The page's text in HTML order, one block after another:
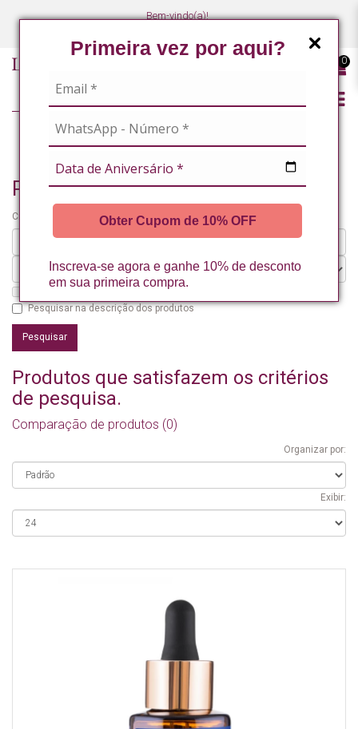
Primeira vez por aqui?
Obter Cupom de 10% OFF
Inscreva-se agora e ganhe 10% de desconto
em sua primeira compra.
Bem-vindo(a)!
0
Pesquisando por
Critérios da pesquisa:
Pesquisar nos subdepartamentos
Pesquisar na descrição dos produtos
Produtos que satisfazem os critérios
de pesquisa.
Comparação de produtos (0)
Organizar por:
Exibir: